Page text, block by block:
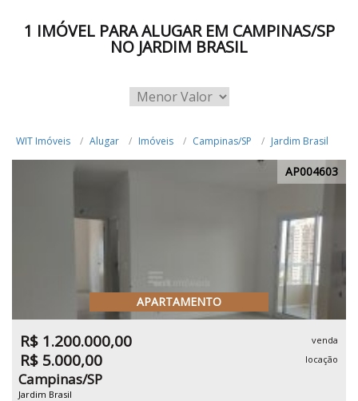
1 IMÓVEL PARA ALUGAR EM CAMPINAS/SP
NO JARDIM BRASIL
WIT Imóveis Alugar Imóveis Campinas/SP Jardim Brasil
AP004603
APARTAMENTO
R$ 1.200.000,00 venda
R$ 5.000,00 locação
Campinas/SP
Jardim Brasil